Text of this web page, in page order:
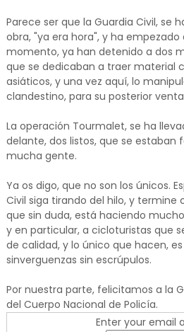
Parece ser que la Guardia Civil, se
obra, "ya era hora", y ha empezado
momento, ya han detenido a dos
que se dedicaban a traer material
asiáticos, y una vez aquí, lo
clandestino, para su posterior
La operación Tourmalet, se ha
delante, dos listos, que se estaban
mucha gente.
Ya os digo, que no son los únicos.
Civil siga tirando del hilo, y
que sin duda, está haciendo
y en particular, a cicloturistas que
de calidad, y lo único que hacen,
sinverguenzas sin escrúpulos.
Por nuestra parte, felicitamos a la
del Cuerpo Nacional de Policía.
Enter your email